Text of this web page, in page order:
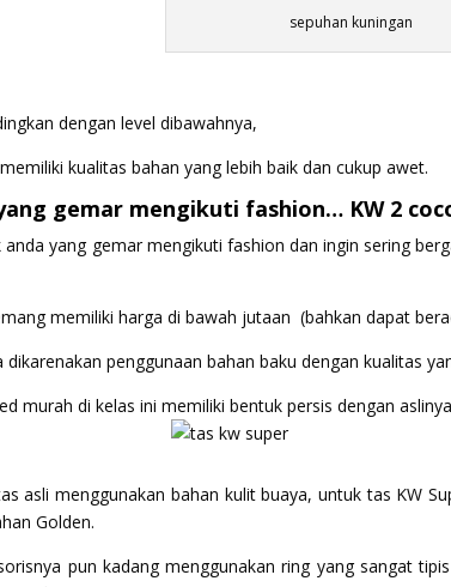
sepuhan kuningan
dengan level dibawahnya,
kualitas bahan yang lebih baik dan cukup awet.
gemar mengikuti fashion… KW 2
anda yang gemar mengikuti fashion dan ingin sering
memiliki harga di bawah jutaan (bahkan dapat
dikarenakan penggunaan bahan baku dengan kualitas
murah di kelas ini memiliki bentuk persis dengan
asli menggunakan bahan kulit buaya, untuk tas KW
Golden.
pun kadang menggunakan ring yang sangat